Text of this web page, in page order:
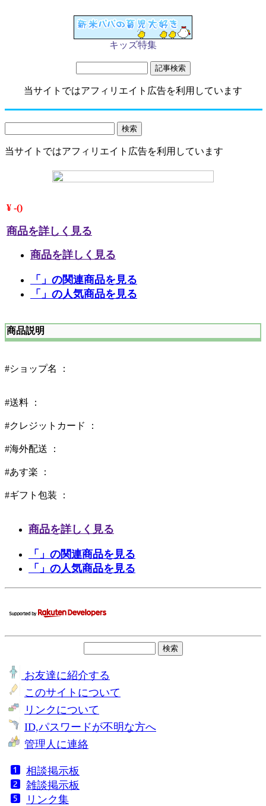
キッズ特集
当サイトではアフィリエイト広告を利用しています
当サイトではアフィリエイト広告を利用しています
¥ -()
商品を詳しく見る
商品を詳しく見る
「」の関連商品を見る
「」の人気商品を見る
商品説明
#ショップ名 ：
#送料 ：
#クレジットカード ：
#海外配送 ：
#あす楽 ：
#ギフト包装 ：
商品を詳しく見る
「」の関連商品を見る
「」の人気商品を見る
お友達に紹介する
このサイトについて
リンクについて
ID,パスワードが不明な方へ
管理人に連絡
相談掲示板
雑談掲示板
リンク集